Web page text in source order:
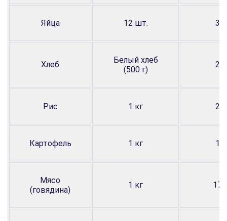
Яйца 12 шт.
Хлеб
Белый хлеб
(500 г)
Рис 1 кг
Картофель 1 кг
Мясо
(говядина)
1 кг